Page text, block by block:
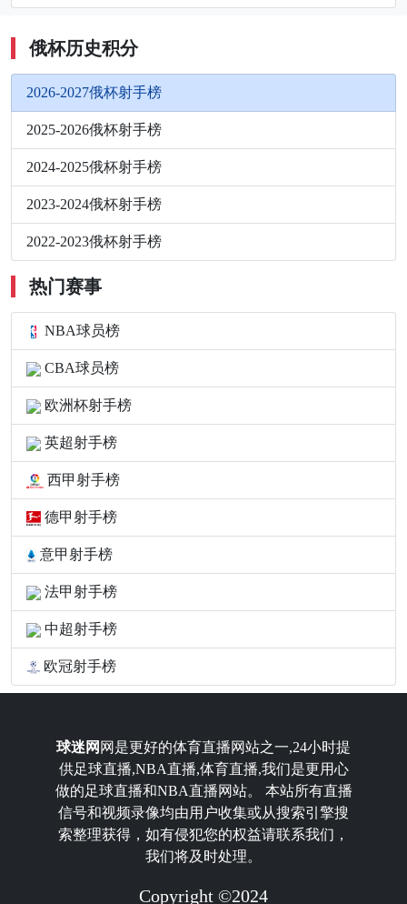
俄杯历史积分
2026-2027俄杯射手榜
2025-2026俄杯射手榜
2024-2025俄杯射手榜
2023-2024俄杯射手榜
2022-2023俄杯射手榜
热门赛事
NBA球员榜
CBA球员榜
欧洲杯射手榜
英超射手榜
西甲射手榜
德甲射手榜
意甲射手榜
法甲射手榜
中超射手榜
欧冠射手榜
球迷网 网是更好的体育直播网站之一,24小时提
供足球直播,NBA直播,体育直播,我们是更用心
做的足球直播和NBA直播网站。 本站所有直播
信号和视频录像均由用户收集或从搜索引擎搜
索整理获得，如有侵犯您的权益请联系我们，
我们将及时处理。
Copyright ©2024